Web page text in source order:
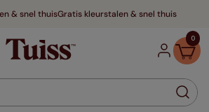
Gratis kleurstalen & snel thuis
0